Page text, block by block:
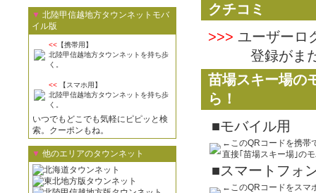
▼ 北陸甲信越地方タウンネットモバ
イル版
<< 【携帯用】
北陸甲信越地方タウンネットを持ち歩
く。
<< 【スマホ用】
北陸甲信越地方タウンネットを持ち歩
く。
いつでもどこでも気軽にピピッと検
索。クーポンもね。
▼ 他のエリアのタウンネット
クチコミ
>>> ユーザーロ
登録がまだ
苗場スキー場の
ら！
■モバイル用
←このQRコードを携帯
直接｢苗場スキー場｣の
■スマートフォ
←このQRコードをスマ